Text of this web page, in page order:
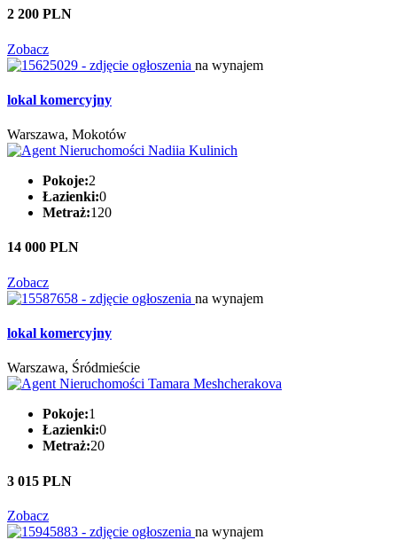
2 200 PLN
Zobacz
na wynajem
lokal komercyjny
Warszawa, Mokotów
Pokoje:2
Łazienki:0
Metraż:120
14 000 PLN
Zobacz
na wynajem
lokal komercyjny
Warszawa, Śródmieście
Pokoje:1
Łazienki:0
Metraż:20
3 015 PLN
Zobacz
na wynajem